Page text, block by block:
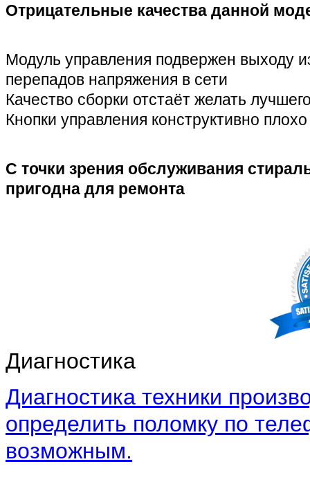
Отрицательные качества данной
Модуль управления подвержен выходу
перепадов напряжения в сети
Качество сборки отстаёт желать
Кнопки управления конструктивно
С точки зрения обслуживания
пригодна для ремонта
Диагностика
Диагностика техники
определить поломку по
возможным.